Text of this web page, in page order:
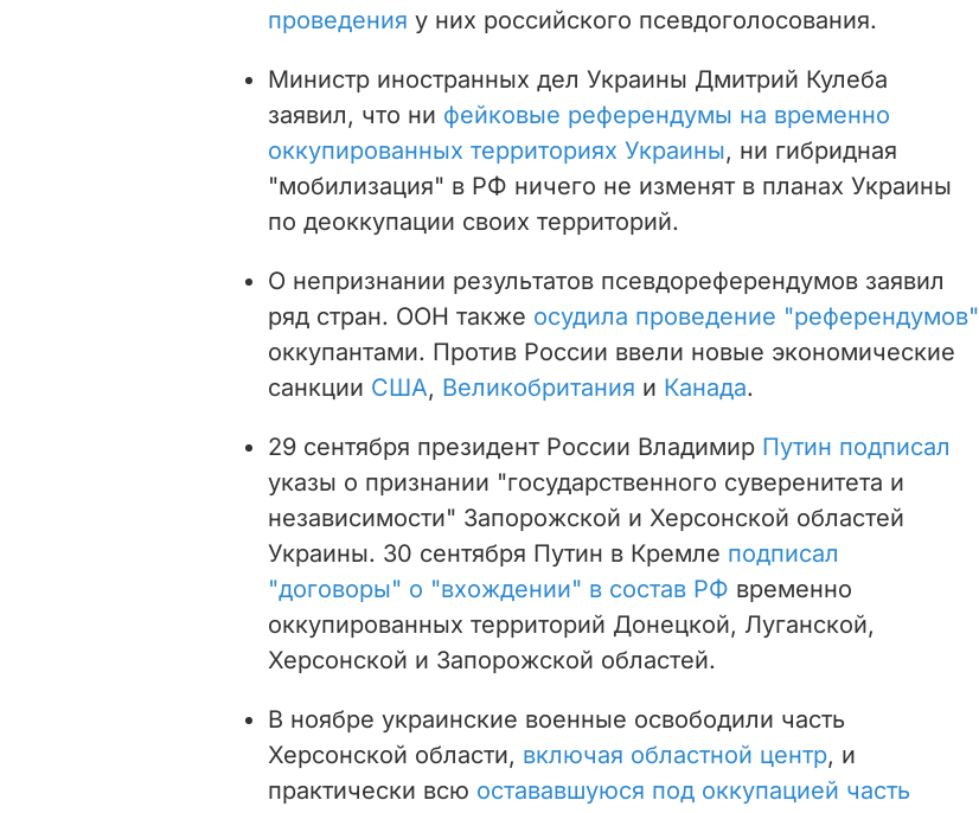
проведения у них российского псевдоголосования.
Министр иностранных дел Украины Дмитрий Кулеба
заявил, что ни фейковые референдумы на временно
оккупированных территориях Украины, ни гибридная
"мобилизация" в РФ ничего не изменят в планах Украины
по деоккупации своих территорий.
О непризнании результатов псевдореферендумов заявил
ряд стран. ООН также осудила проведение "референдумов"
оккупантами. Против России ввели новые экономические
санкции США, Великобритания и Канада.
29 сентября президент России Владимир Путин подписал
указы о признании "государственного суверенитета и
независимости" Запорожской и Херсонской областей
Украины. 30 сентября Путин в Кремле подписал
"договоры" о "вхождении" в состав РФ временно
оккупированных территорий Донецкой, Луганской,
Херсонской и Запорожской областей.
В ноябре украинские военные освободили часть
Херсонской области, включая областной центр, и
практически всю остававшуюся под оккупацией часть